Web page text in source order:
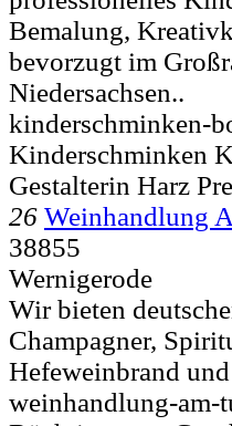
Bemalung,
bevorzugt im
Niedersachsen..
kinderschminken-
Kinderschminken
Gestalterin Harz
26 Weinhandlung
38855
Wernigerode
Wir bieten
Champagner,
Hefeweinbrand
weinhandlung-am-